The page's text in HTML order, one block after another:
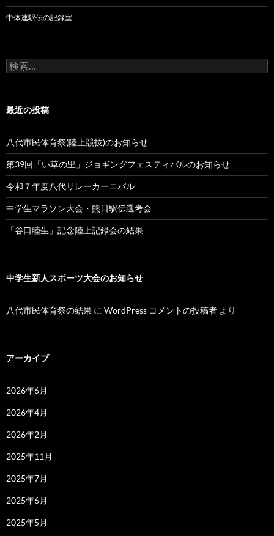
中体連駅伝の記録室
検
索:
最近の投稿
八代市民体育祭(陸上競技)のお知らせ
第39回「い草の里」ジョギングフェスティバルのお知らせ
令和７年度八代リレーカーニバル
中学生マラソン大会・熊日駅伝選考会
「谷口睦生」記念陸上記録会の結果
中学生新人スポーツ大会のお知らせ
八代市民体育祭の結果 に WordPress コメントの投稿者 より
アーカイブ
2026年6月
2026年4月
2026年2月
2025年11月
2025年7月
2025年6月
2025年5月